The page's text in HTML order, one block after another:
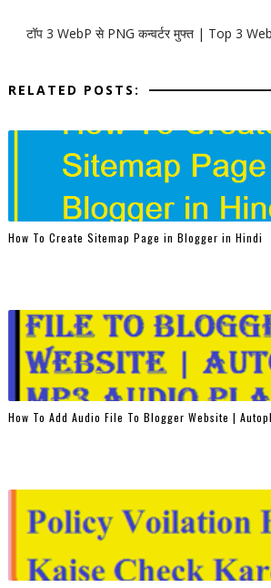
टॉप 3 WebP से PNG कन्वर्टर मुफ्त | Top 3
RELATED POSTS:
How To Create Sitemap Page in Blogger in Hindi
How To Add Audio File To Blogger Website |